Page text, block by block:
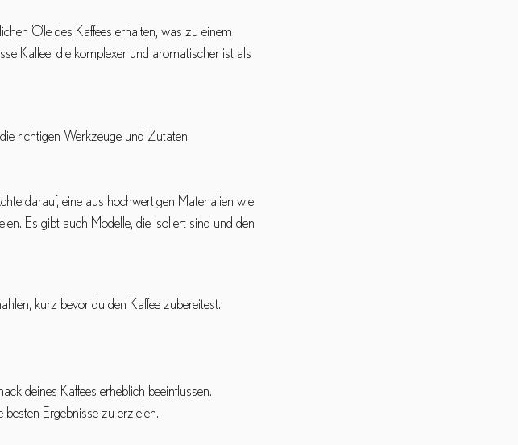
Öle des Kaffees erhalten, was zu einem
Kaffee, die komplexer und aromatischer ist als
richtigen Werkzeuge und Zutaten:
darauf, eine aus hochwertigen Materialien wie
Es gibt auch Modelle, die Isoliert sind und den
kurz bevor du den Kaffee zubereitest.
deines Kaffees erheblich beeinflussen.
Ergebnisse zu erzielen.